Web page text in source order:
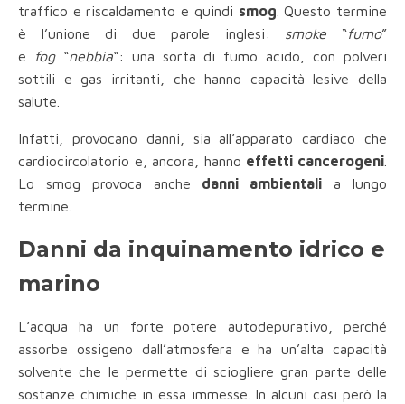
traffico e riscaldamento e quindi smog . Questo termine
è l’unione di due parole inglesi: smoke “fumo”
e
fog “nebbia“: una sorta di fumo acido, con polveri
sottili e gas irritanti, che hanno capacità lesive della
salute.
Infatti, provocano danni, sia all’apparato cardiaco che
cardiocircolatorio e, ancora, hanno effetti cancerogeni
Lo smog provoca anche danni ambientali a lungo
termine.
Danni da inquinamento idrico e
marino
L’acqua ha un forte potere autodepurativo, perché
assorbe ossigeno dall’atmosfera e ha un’alta capacità
solvente che le permette di sciogliere gran parte delle
sostanze chimiche in essa immesse. In alcuni casi però la